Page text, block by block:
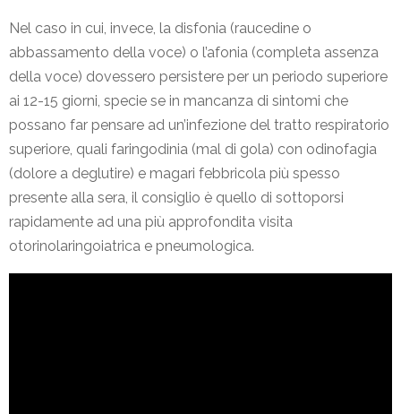
Nel caso in cui, invece, la disfonia (raucedine o
abbassamento della voce) o l’afonia (completa assenza
della voce) dovessero persistere per un periodo superiore
ai 12-15 giorni, specie se in mancanza di sintomi che
possano far pensare ad un’infezione del tratto respiratorio
superiore, quali faringodinia (mal di gola) con odinofagia
(dolore a deglutire) e magari febbricola più spesso
presente alla sera, il consiglio è quello di sottoporsi
rapidamente ad una più approfondita visita
otorinolaringoiatrica e pneumologica.